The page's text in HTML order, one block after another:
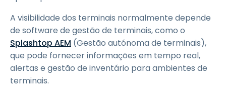
A visibilidade dos terminais normalmente depende
de software de gestão de terminais, como o
Splashtop AEM (Gestão autónoma de terminais),
que pode fornecer informações em tempo real,
alertas e gestão de inventário para ambientes de
terminais.